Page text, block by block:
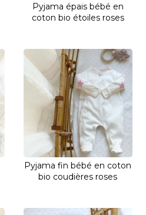
Pyjama épais bébé en
coton bio étoiles roses
Pyjama fin bébé en coton
bio coudières roses